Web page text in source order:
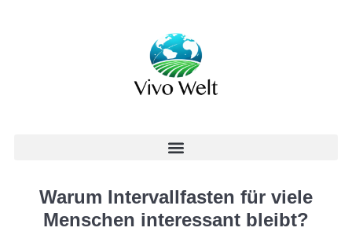
Warum Intervallfasten für viele
Menschen interessant bleibt?